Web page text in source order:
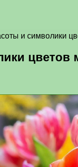
и символики